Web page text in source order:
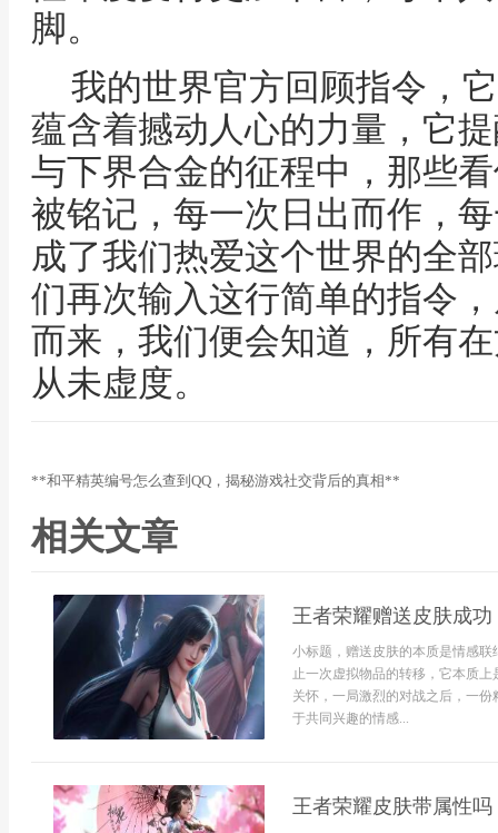
脚。
我的世界官方回顾指令，
蕴含着撼动人心的力量，它
与下界合金的征程中，那些
被铭记，每一次日出而作，
成了我们热爱这个世界的全
们再次输入这行简单的指令
而来，我们便会知道，所有
从未虚度。
**和平精英编号怎么查到QQ，揭秘游戏社交背后的真相**
相关文章
王者荣耀赠送皮肤成
小标题，赠送皮肤的本质是情感
止一次虚拟物品的转移，它本质
关怀，一局激烈的对战之后，一
于共同兴趣的情感...
王者荣耀皮肤带属性